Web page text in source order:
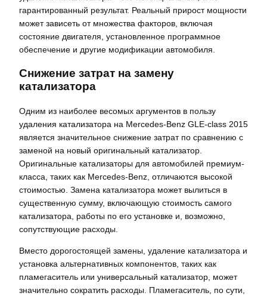
гарантированный результат. Реальный прирост мощности
может зависеть от множества факторов, включая
состояние двигателя, установленное программное
обеспечение и другие модификации автомобиля.
Снижение затрат на замену
катализатора
Одним из наиболее весомых аргументов в пользу
удаления катализатора на Mercedes-Benz GLE-class 2015
является значительное снижение затрат по сравнению с
заменой на новый оригинальный катализатор.
Оригинальные катализаторы для автомобилей премиум-
класса, таких как Mercedes-Benz, отличаются высокой
стоимостью. Замена катализатора может вылиться в
существенную сумму, включающую стоимость самого
катализатора, работы по его установке и, возможно,
сопутствующие расходы.
Вместо дорогостоящей замены, удаление катализатора и
установка альтернативных компонентов, таких как
пламегаситель или универсальный катализатор, может
значительно сократить расходы. Пламегаситель, по сути,